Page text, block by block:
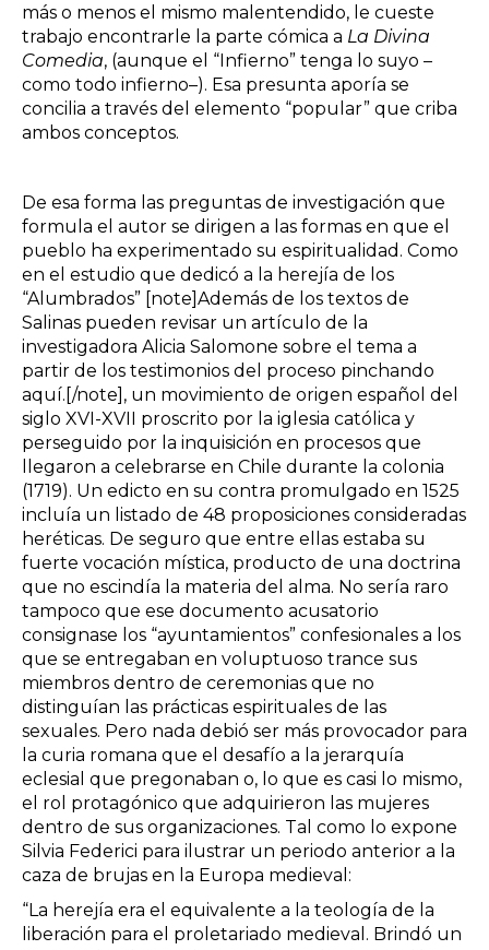
más o menos el mismo malentendido, le cueste
trabajo encontrarle la parte cómica a La Divina
Comedia, (aunque el “Infierno” tenga lo suyo –
como todo infierno–). Esa presunta aporía se
concilia a través del elemento “popular” que criba
ambos conceptos.
De esa forma las preguntas de investigación que
formula el autor se dirigen a las formas en que el
pueblo ha experimentado su espiritualidad. Como
en el estudio que dedicó a la herejía de los
“Alumbrados” [note]Además de los textos de
Salinas pueden revisar un artículo de la
investigadora Alicia Salomone sobre el tema a
partir de los testimonios del proceso pinchando
aquí.[/note], un movimiento de origen español del
siglo XVI-XVII proscrito por la iglesia católica y
perseguido por la inquisición en procesos que
llegaron a celebrarse en Chile durante la colonia
(1719). Un edicto en su contra promulgado en 1525
incluía un listado de 48 proposiciones consideradas
heréticas. De seguro que entre ellas estaba su
fuerte vocación mística, producto de una doctrina
que no escindía la materia del alma. No sería raro
tampoco que ese documento acusatorio
consignase los “ayuntamientos” confesionales a los
que se entregaban en voluptuoso trance sus
miembros dentro de ceremonias que no
distinguían las prácticas espirituales de las
sexuales. Pero nada debió ser más provocador para
la curia romana que el desafío a la jerarquía
eclesial que pregonaban o, lo que es casi lo mismo,
el rol protagónico que adquirieron las mujeres
dentro de sus organizaciones. Tal como lo expone
Silvia Federici para ilustrar un periodo anterior a la
caza de brujas en la Europa medieval:
“La herejía era el equivalente a la teología de la
liberación para el proletariado medieval. Brindó un